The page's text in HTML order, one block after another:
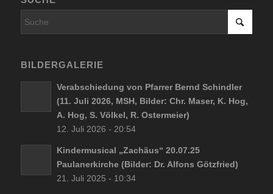
BILDERGALERIE
Verabschiedung von Pfarrer Bernd Schindler
(11. Juli 2026, MSH, Bilder: Chr. Maser, K. Hog,
A. Hog, S. Völkel, R. Ostermeier)
12. Juli 2026 - 20:54
Kindermusical „Zachäus“ 20.07.25
Paulanerkirche (Bilder: Dr. Alfons Götzfried)
21. Juli 2025 - 10:34